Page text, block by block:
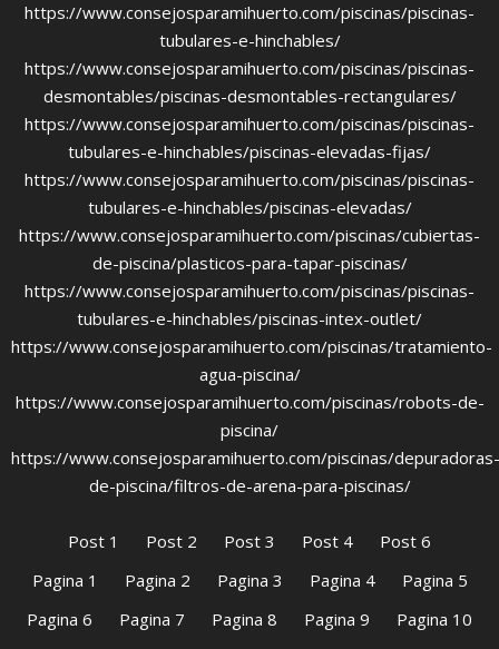
https://www.consejosparamihuerto.com/piscinas/piscinas-
tubulares-e-hinchables/
https://www.consejosparamihuerto.com/piscinas/piscinas-
desmontables/piscinas-desmontables-rectangulares/
https://www.consejosparamihuerto.com/piscinas/piscinas-
tubulares-e-hinchables/piscinas-elevadas-fijas/
https://www.consejosparamihuerto.com/piscinas/piscinas-
tubulares-e-hinchables/piscinas-elevadas/
https://www.consejosparamihuerto.com/piscinas/cubiertas-
de-piscina/plasticos-para-tapar-piscinas/
https://www.consejosparamihuerto.com/piscinas/piscinas-
tubulares-e-hinchables/piscinas-intex-outlet/
https://www.consejosparamihuerto.com/piscinas/tratamiento-
agua-piscina/
https://www.consejosparamihuerto.com/piscinas/robots-de-
piscina/
https://www.consejosparamihuerto.com/piscinas/depuradoras-
de-piscina/filtros-de-arena-para-piscinas/
Post 1 Post 2 Post 3 Post 4
Post 6
Pagina 1
Pagina 2 Pagina 3 Pagina 4
Pagina 5
Pagina 6
Pagina 7 Pagina 8 Pagina 9
Pagina 10